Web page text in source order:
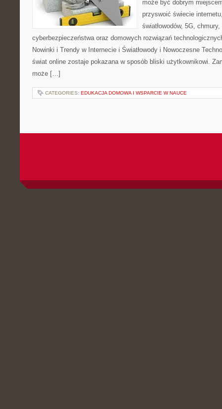
może być dobrym
przyswoić świecie
światłowodów, 5G,
cyberbezpieczeństwa oraz domowych rozwiązań
Nowinki i Trendy w Internecie i Światłowody i Nowoczesne
świat online zostaje pokazana w sposób bliski użytkownikowi.
może […]
CATEGORIES: EDUKACJA DOMOWA I WSPARCIE W NAUCE